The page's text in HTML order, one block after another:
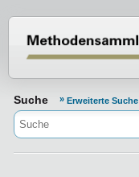
Suche Erweiterte Suche